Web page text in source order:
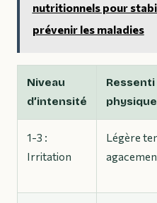
nutritionnels pour
prévenir les maladies
Niveau
d’intensité
Ressenti
physique
1-3 :
Irritation
Légère